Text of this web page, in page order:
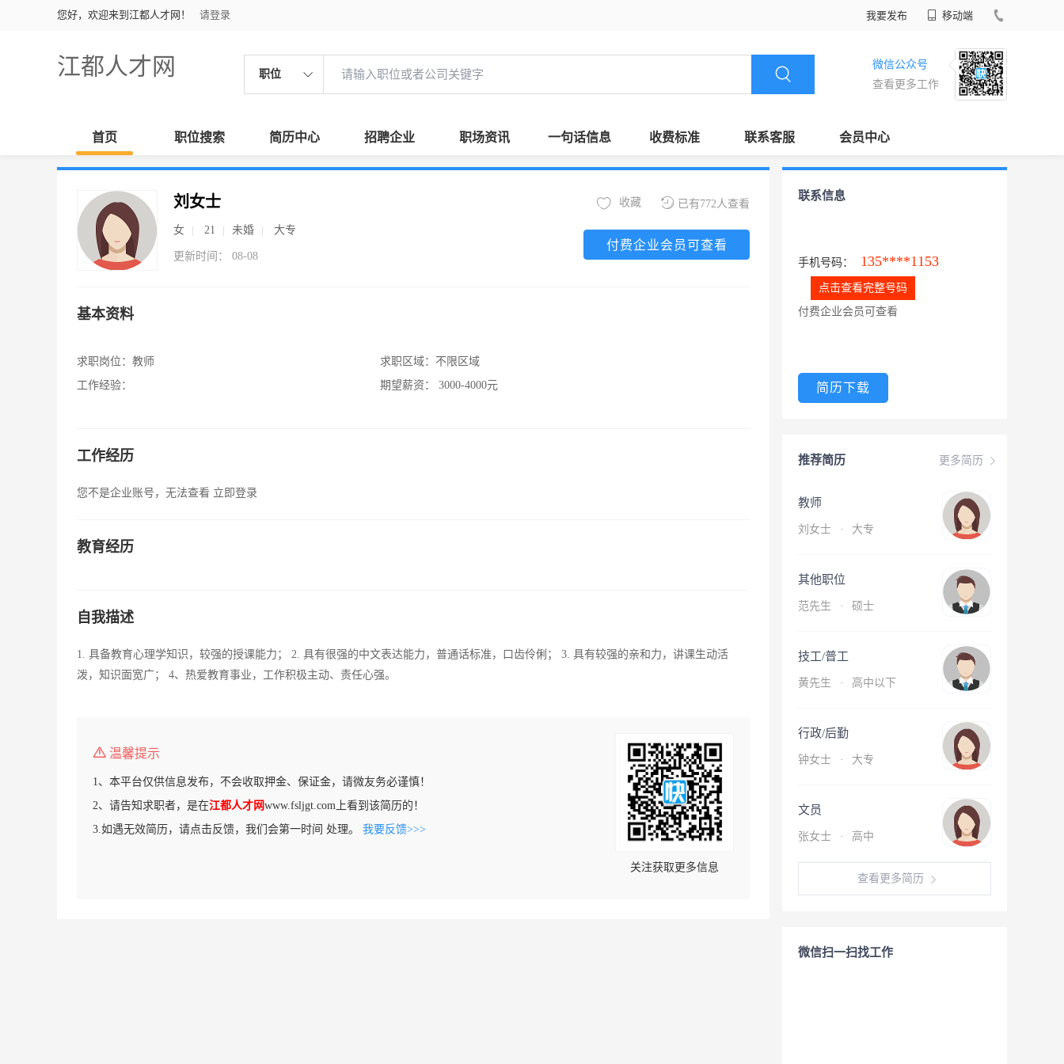
您好，欢迎来到江都人才网！ 请登录 我要发布 移动端
江都人才网 职位
微信公众号
查看更多工作
首页 职位搜索 简历中心 招聘企业 职场资讯 一句话信息 收费标准 联系客服 会员中心
刘女士
女 21 未婚 大专
更新时间： 08-08
已有772人查看
收藏
付费企业会员可查看
基本资料
求职岗位： 教师
工作经验：
求职区域： 不限区域
期望薪资：
3000-4000元
工作经历
您不是企业账号，无法查看 立即登录
教育经历
自我描述
1. 具备教育心理学知识，较强的授课能力； 2. 具有很强的中文表达能力，普通话标准，口齿伶俐； 3. 具有较强的亲和力，讲课生动活
泼，知识面宽广； 4、热爱教育事业，工作积极主动、责任心强。
温馨提示
1、本平台仅供信息发布，不会收取押金、保证金，请微友务必谨慎！
2、请告知求职者，是在江都人才网www.fsljgt.com上看到该简历的！
3.如遇无效简历，请点击反馈，我们会第一时间 处理。 我要反馈>>>
关注获取更多信息
联系信息
手机号码： 135****1153
点击查看完整号码
付费企业会员可查看
简历下载
更多简历
推荐简历
教师
刘女士 · 大专
其他职位
范先生 · 硕士
技工/普工
黄先生 · 高中以下
行政/后勤
钟女士 · 大专
文员
张女士 · 高中
查看更多简历
微信扫一扫找工作